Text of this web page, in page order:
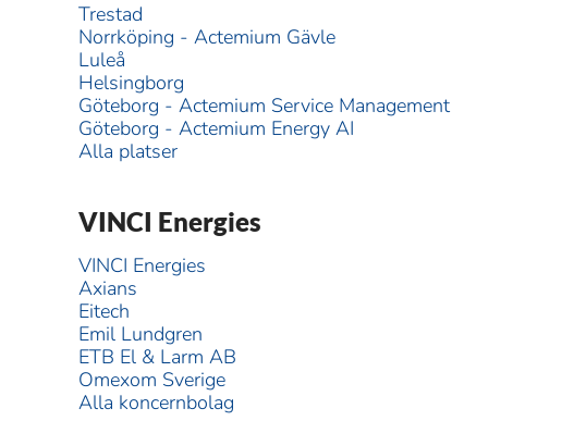
Trestad
Norrköping - Actemium Gävle
Luleå
Helsingborg
Göteborg - Actemium Service Management
Göteborg - Actemium Energy AI
Alla platser
VINCI Energies
VINCI Energies
Axians
Eitech
Emil Lundgren
ETB El & Larm AB
Omexom Sverige
Alla koncernbolag